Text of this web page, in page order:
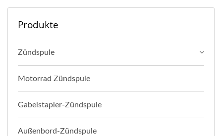
Produkte
Zündspule
Motorrad Zündspule
Gabelstapler-Zündspule
Außenbord-Zündspule